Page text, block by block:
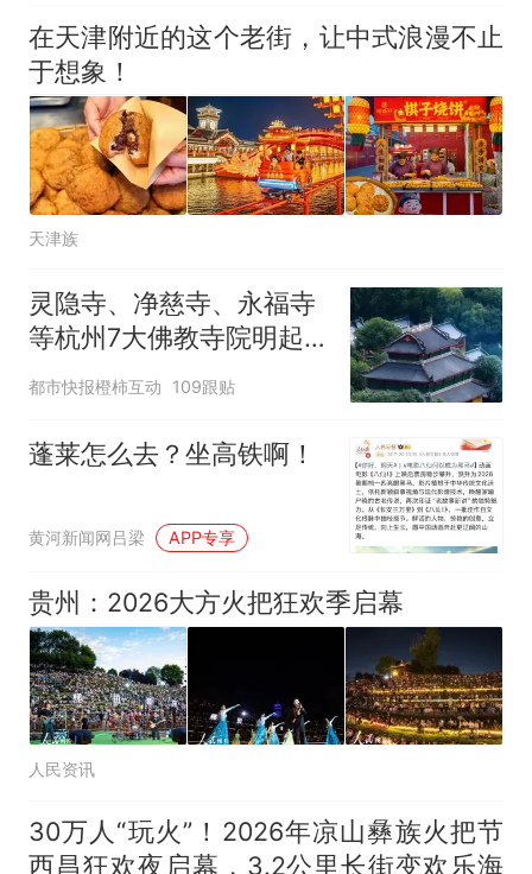
在天津附近的这个老街，让中式浪漫不止
于想象！
天津族
灵隐寺、净慈寺、永福寺
等杭州7大佛教寺院明起
临时关闭，别跑空了
都市快报橙柿互动 109跟贴
蓬莱怎么去？坐高铁啊！
黄河新闻网吕梁 APP专享
贵州：2026大方火把狂欢季启幕
人民资讯
30万人“玩火”！2026年凉山彝族火把节
西昌狂欢夜启幕，3.2公里长街变欢乐海